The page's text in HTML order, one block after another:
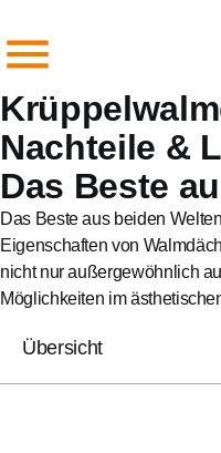
Nachteile &
Das Beste
Das Beste aus beiden
Eigenschaften von
nicht nur außergewöhnlich
Möglichkeiten im
Übersicht